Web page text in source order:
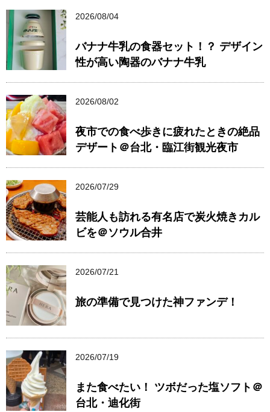
2026/08/04
バナナ牛乳の食器セット！？ デザイン
性が高い陶器のバナナ牛乳
2026/08/02
夜市での食べ歩きに疲れたときの絶品
デザート＠台北・臨江街観光夜市
2026/07/29
芸能人も訪れる有名店で炭火焼きカル
ビを＠ソウル合井
2026/07/21
旅の準備で見つけた神ファンデ！
2026/07/19
また食べたい！ ツボだった塩ソフト＠
台北・迪化街